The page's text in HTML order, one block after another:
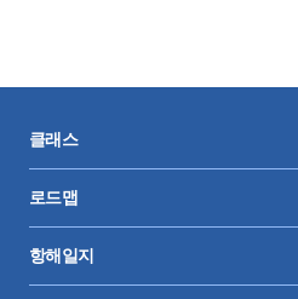
클래스
로드맵
항해일지